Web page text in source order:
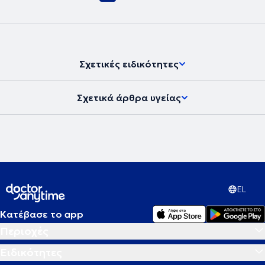
Σχετικές ειδικότητες
Σχετικά άρθρα υγείας
EL
Κατέβασε το app